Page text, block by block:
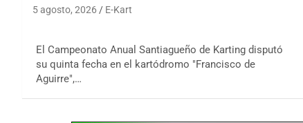
5 agosto, 2026 E-Kart
El Campeonato Anual Santiagueño de Karting disputó
su quinta fecha en el kartódromo "Francisco de
Aguirre",…